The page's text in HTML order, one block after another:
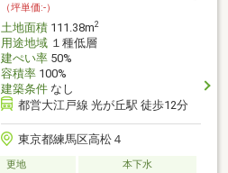
（坪単価:-）
土地面積111.38m2
用途地域１種低層
建ぺい率50%
容積率100%
建築条件なし
都営大江戸線 光が丘駅 徒歩12分
東京都練馬区高松４
更地
本下水